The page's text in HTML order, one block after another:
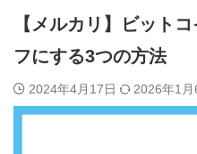
【メルカリ】ビット
フにする3つの方法
2024年4月17日 2026年1月